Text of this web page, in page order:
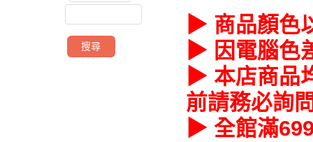
▶ 商品顏色
▶ 因電腦色
▶ 本店商品
前請務必詢
▶ 全館滿